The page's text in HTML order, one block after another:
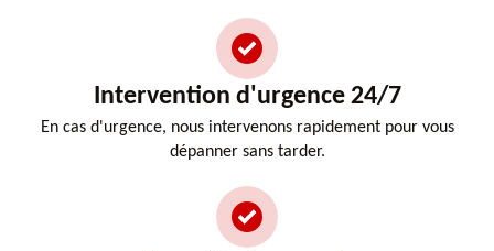
Intervention d'urgence 24/7
En cas d'urgence, nous intervenons rapidement pour vous
dépanner sans tarder.